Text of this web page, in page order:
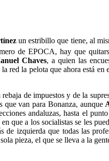
un estribillo que tiene, al
de EPOCA, hay que
Chaves, a quien las
la pelota que ahora está en
de impuestos y de la
que van para Bonanza, aunque
andaluzas, hasta el
que a los socialistas se les
de izquierda que todas las
pieza, el que se lleva a la